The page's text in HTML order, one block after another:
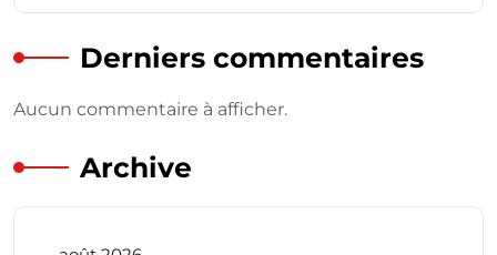
Derniers commentaires
Aucun commentaire à afficher.
Archive